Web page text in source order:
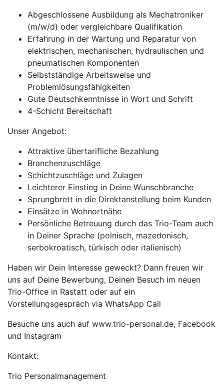
Abgeschlossene Ausbildung als Mechatroniker
(m/w/d) oder vergleichbare Qualifikation
Erfahrung in der Wartung und Reparatur von
elektrischen, mechanischen, hydraulischen und
pneumatischen Komponenten
Selbstständige Arbeitsweise und
Problemlösungsfähigkeiten
Gute Deutschkenntnisse in Wort und Schrift
4-Schicht Bereitschaft
Unser Angebot:
Attraktive übertarifliche Bezahlung
Branchenzuschläge
Schichtzuschläge und Zulagen
Leichterer Einstieg in Deine Wunschbranche
Sprungbrett in die Direktanstellung beim Kunden
Einsätze in Wohnortnähe
Persönliche Betreuung durch das Trio-Team auch
in Deiner Sprache (polnisch, mazedonisch,
serbokroatisch, türkisch oder italienisch)
Haben wir Dein Interesse geweckt? Dann freuen wir
uns auf Deine Bewerbung, Deinen Besuch im neuen
Trio-Office in Rastatt oder auf ein
Vorstellungsgespräch via WhatsApp Call
Besuche uns auch auf www.trio-personal.de, Facebook
und Instagram
Kontakt:
Trio Personalmanagement